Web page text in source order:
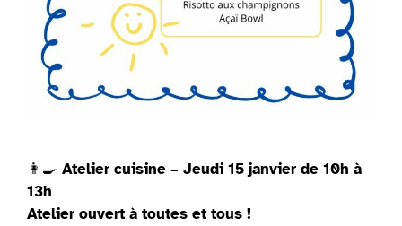
👩‍🍳 Atelier cuisine – Jeudi 15 janvier de 10h à
13h
Atelier ouvert à toutes et tous !